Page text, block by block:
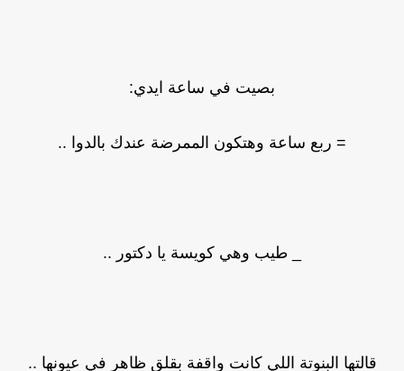
بصيت في ساعة ايدي:
= ربع ساعة وهتكون الممرضة عندك بالدوا ..
_ طيب وهي كويسة يا دكتور ..
قالتها البنوتة اللي كانت واقفة بقلق ظاهر في عيونها ..